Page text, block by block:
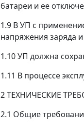
батареи и ее
1.9 В УП с
напряжения заряда
1.10 УП должна
1.11 В процессе
2 ТЕХНИЧЕСКИЕ
2.1 Общие